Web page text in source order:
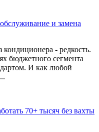
и замена
- редкость.
бюджетного сегмента
И как любой
70+ тысяч без вахты